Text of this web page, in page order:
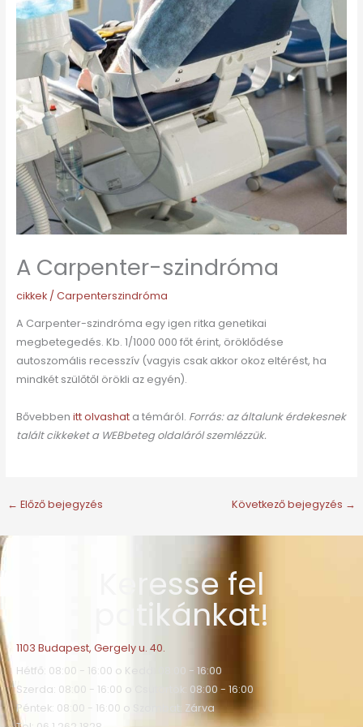
A Carpenter-szindróma
cikkek/ Carpenterszindróma
A Carpenter-szindróma egy igen ritka genetikai
megbetegedés. Kb. 1/1000 000 főt érint, öröklődése
autoszomális recesszív (vagyis csak akkor okoz eltérést, ha
mindkét szülőtől örökli az egyén).
Bővebben itt olvashat a témáról. Forrás: az általunk érdekesnek
talált cikkeket a WEBbeteg oldaláról szemlézzük.
← Előző bejegyzés Következő bejegyzés →
Keresse fel
patikánkat!
1103 Budapest, Gergely u. 40.
Hétfő: 08:00 - 16:00 o Kedd: 08:00 - 16:00
Szerda: 08:00 - 16:00 o Csütörtök: 08:00 - 16:00
Péntek: 08:00 - 16:00 o Szombat: Zárva